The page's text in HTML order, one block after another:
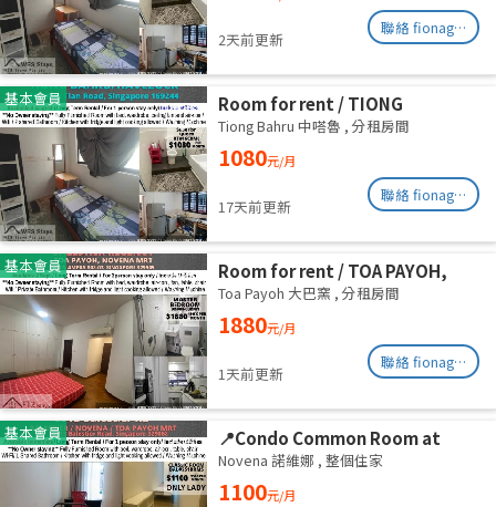
2天前更新
聯絡 fionag@transinex.com.sg
基本會員
Room for rent / TIONG
BAHRU/HAVELOCK / Common
room / 1pax stay / Available 6
August
Tiong Bahru 中嗒魯 , 分租房間
1080元/月
17天前更新
聯絡 fionag@transinex.com.sg
基本會員
Room for rent / TOA PAYOH,
NOVENA MRT / Master room /
1pax stay / Available Sept 2
Toa Payoh 大巴窯 , 分租房間
1880元/月
1天前更新
聯絡 fionag@transinex.com.sg
基本會員
📍Condo Common Room at
Balestier - Available
Immediately
Novena 諾維娜 , 整個住家
1100元/月